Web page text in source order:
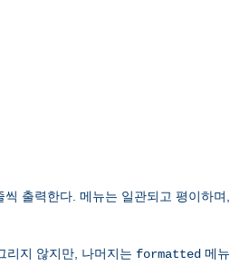
출력한다. 메뉴는 일관되고 평이하며,
리지 않지만, 나머지는 formatted 메뉴